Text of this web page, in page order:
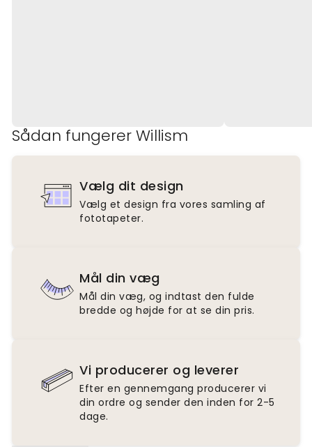
Sådan fungerer Willism
Vælg dit design
Vælg et design fra vores samling af
fototapeter.
Mål din væg
Mål din væg, og indtast den fulde
bredde og højde for at se din pris.
Vi producerer og leverer
Efter en gennemgang producerer vi
din ordre og sender den inden for 2-5
dage.